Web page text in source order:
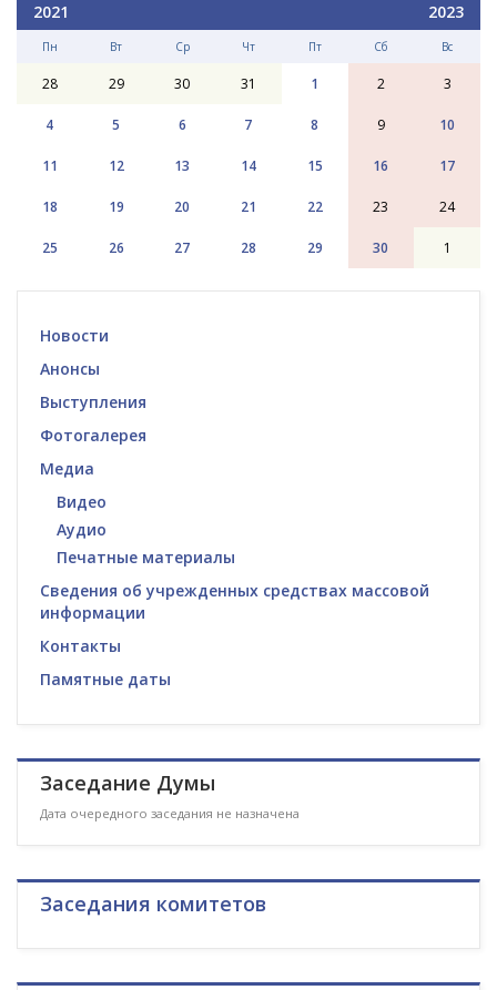
2021 2023
Пн Вт Ср Чт Пт Сб Вс
28 29 30 31 1 2 3
4 5 6 7 8 9 10
11 12 13 14 15 16 17
18 19 20 21 22 23 24
25 26 27 28 29 30 1
Новости
Анонсы
Выступления
Фотогалерея
Медиа
Видео
Аудио
Печатные материалы
Сведения об учрежденных средствах массовой
информации
Контакты
Памятные даты
Заседание Думы
Дата очередного заседания не назначена
Заседания комитетов